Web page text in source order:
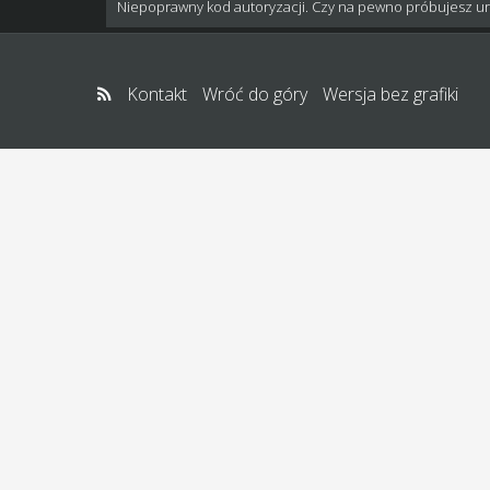
Niepoprawny kod autoryzacji. Czy na pewno próbujesz
Kontakt Wróć do góry Wersja bez grafiki